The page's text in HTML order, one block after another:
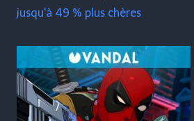
jusqu'à 49 % plus chères